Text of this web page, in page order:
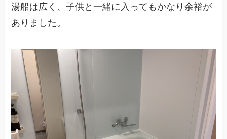
湯船は広く、子供と一緒に入ってもかなり余裕が
ありました。